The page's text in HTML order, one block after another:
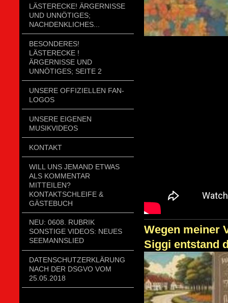
LÄSTERECKE! ÄRGERNISSE
UND UNNÖTIGES;
NACHDENKLICHES...
BESONDERES!
LÄSTERECKE !
ÄRGERNISSE UND
UNNÖTIGES; SEITE 2
UNSERE OFFIZIELLEN FAN-
LOGOS
UNSERE EIGENEN
MUSIKVIDEOS
KONTAKT
WILL UNS JEMAND ETWAS
ALS KOMMENTAR
MITTEILEN?
KONTAKTSCHLEIFE &
GÄSTEBUCH
NEU: 0608. RUBRIK
SONSTIGE VIDEOS: NEUES
SEEMANNSLIED
DATENSCHUTZERKLÄRUNG
NACH DER DSGVO VOM
25.05.2018
Wegen meiner
Siggi entstand